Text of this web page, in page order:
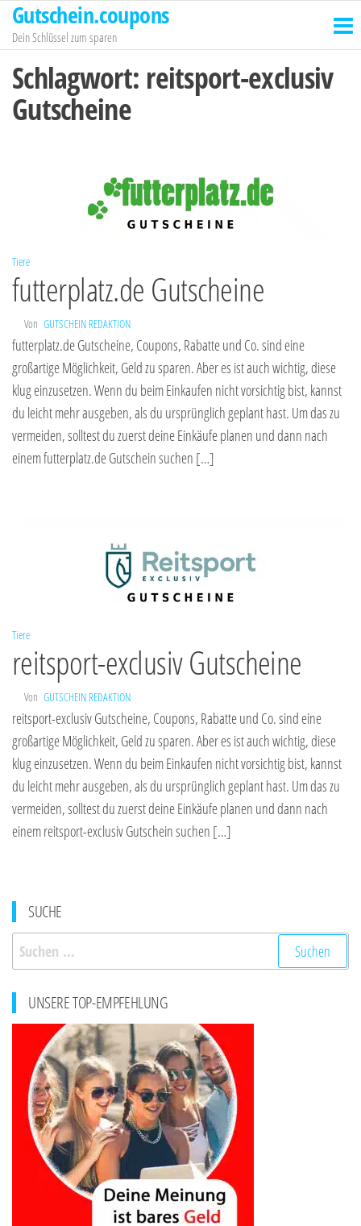
Zum
Inhalt
springen
Gutschein.coupons
Dein Schlüssel zum sparen
Schlagwort: reitsport-exclusiv
Gutscheine
Tiere
futterplatz.de Gutscheine
Von GUTSCHEIN REDAKTION
futterplatz.de Gutscheine, Coupons, Rabatte und Co. sind eine
großartige Möglichkeit, Geld zu sparen. Aber es ist auch wichtig, diese
klug einzusetzen. Wenn du beim Einkaufen nicht vorsichtig bist, kannst
du leicht mehr ausgeben, als du ursprünglich geplant hast. Um das zu
vermeiden, solltest du zuerst deine Einkäufe planen und dann nach
einem futterplatz.de Gutschein suchen […]
Tiere
reitsport-exclusiv Gutscheine
Von GUTSCHEIN REDAKTION
reitsport-exclusiv Gutscheine, Coupons, Rabatte und Co. sind eine
großartige Möglichkeit, Geld zu sparen. Aber es ist auch wichtig, diese
klug einzusetzen. Wenn du beim Einkaufen nicht vorsichtig bist, kannst
du leicht mehr ausgeben, als du ursprünglich geplant hast. Um das zu
vermeiden, solltest du zuerst deine Einkäufe planen und dann nach
einem reitsport-exclusiv Gutschein suchen […]
SUCHE
Suchen
nach:
UNSERE TOP-EMPFEHLUNG